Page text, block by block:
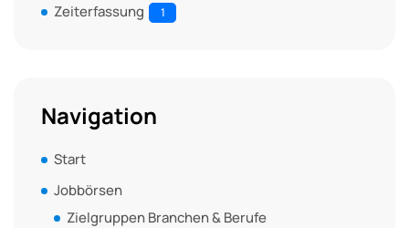
Zeiterfassung 1
Navigation
Start
Jobbörsen
Zielgruppen Branchen & Berufe